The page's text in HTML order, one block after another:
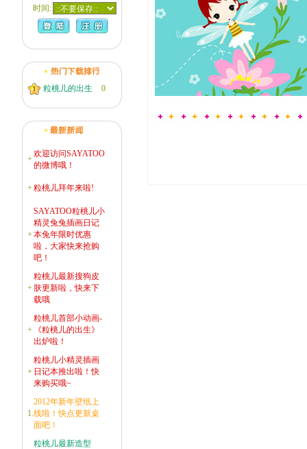
时间:
粒桃儿的出生 0
+
欢迎访问SAYATOO
的微博哦！
+粒桃儿拜年来啦!
+
SAYATOO粒桃儿小
精灵兔兔插画日记
本兔年限时优惠
啦，大家快来抢购
吧！
+
粒桃儿最新搜狗皮
肤更新啦，快来下
载哦
+
粒桃儿首部小动画-
《粒桃儿的出生》
出炉啦！
+
粒桃儿小精灵插画
日记本推出啦！快
来购买哦~
1.
2012年新年壁纸上
线啦！快点更新桌
面吧！
粒桃儿最新造型